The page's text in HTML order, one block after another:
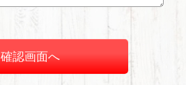
確認画面へ